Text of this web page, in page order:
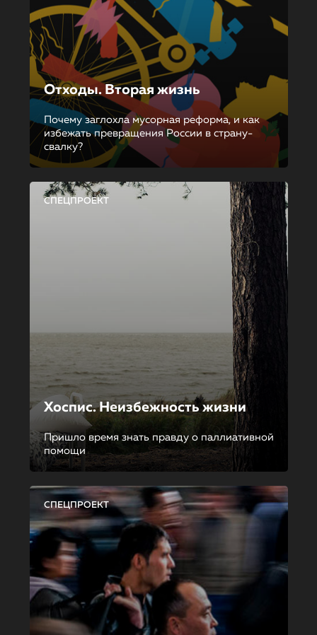
Отходы. Вторая жизнь
Почему заглохла мусорная реформа, и как
избежать превращения России в страну-
свалку?
СПЕЦПРОЕКТ
Хоспис. Неизбежность жизни
Пришло время знать правду о паллиативной
помощи
СПЕЦПРОЕКТ